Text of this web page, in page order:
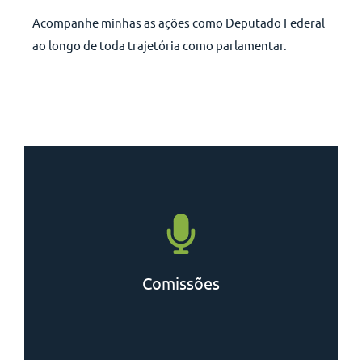
Acompanhe minhas as ações como Deputado Federal
ao longo de toda trajetória como parlamentar.
Comissões